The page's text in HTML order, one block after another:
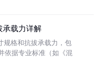
承载力详解
规格和抗拔承载力，包
依据专业标准（如《混